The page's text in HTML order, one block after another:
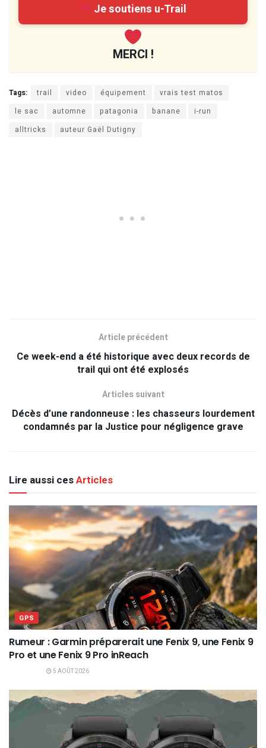
Je soutiens u-Trail
MERCI !
Tags: trail video équipement
vrais test matos
le sac
automne patagonia banane
i-run
alltricks
auteur Gaël Dutigny
Article précédent
Ce week-end a été historique avec deux records de
trail qui ont été explosés
Articles suivant
Décès d’une randonneuse : les chasseurs lourdement
condamnés par la Justice pour négligence grave
Lire aussi cesArticles
GPS
Rumeur : Garmin préparerait une Fenix 9, une Fenix 9
Pro et une Fenix 9 Pro inReach
5 AOÛT 2026